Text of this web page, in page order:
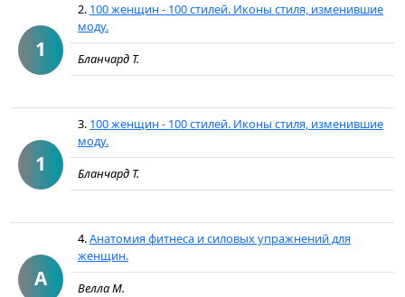
1
2. 100 женщин - 100 стилей. Иконы стиля, изменившие
моду.
Бланчард Т.
1
3. 100 женщин - 100 стилей. Иконы стиля, изменившие
моду.
Бланчард Т.
А
4.Анатомия фитнеса и силовых упражнений для
женщин.
Велла М.